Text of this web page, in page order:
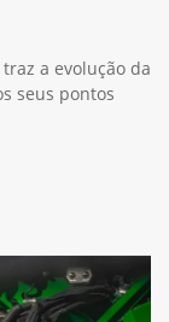
a evolução da
seus pontos